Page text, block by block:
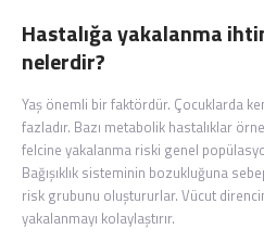
Hastalığa yakalanma
nelerdir?
Yaş önemli bir faktördür. Çocuklarda
fazladır. Bazı metabolik hastalıklar
felcine yakalanma riski genel
Bağışıklık sisteminin bozukluğuna
risk grubunu oluştururlar. Vücut
yakalanmayı kolaylaştırır.